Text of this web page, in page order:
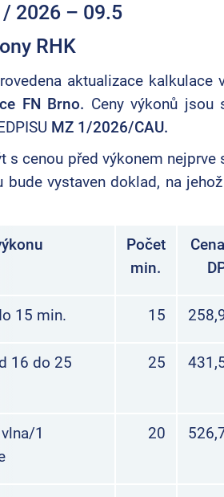
/ 2026 – 09.5
RHK
aktualizace
FN Brno. Ceny výkonů jsou
MZ 1/2026/CAU.
s cenou před výkonem
bude vystaven doklad, na
Počet
min.
15 min. 15
16 do 25
25
1
20